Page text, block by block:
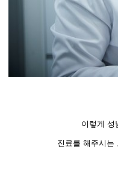
이렇게 성
진료를 해주시